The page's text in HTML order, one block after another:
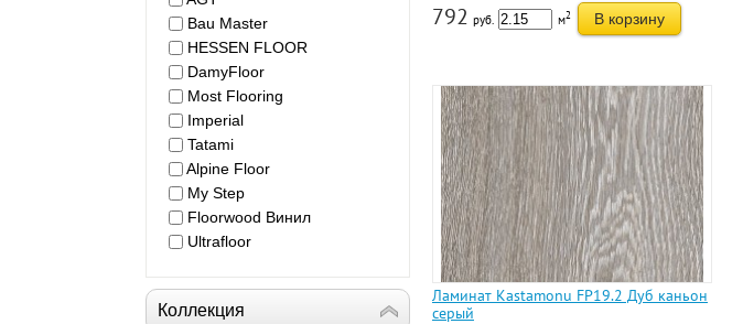
Bau Master
HESSEN FLOOR
DamyFloor
Most Flooring
Imperial
Tatami
Alpine Floor
My Step
Floorwood Винил
Ultrafloor
Коллекция
792 руб. м2 В корзину
Ламинат Kastamonu FP19.2 Дуб каньон
серый